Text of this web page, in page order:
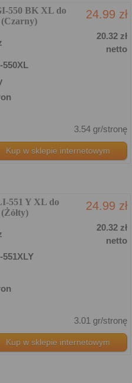
550 BK XL do
(Czarny)
24.99 zł
20.32 zł
netto
550XL
3.54 gr/stronę
Kup w sklepie internetowym
551 Y XL do
24.99 zł
20.32 zł
netto
551XLY
3.01 gr/stronę
Kup w sklepie internetowym